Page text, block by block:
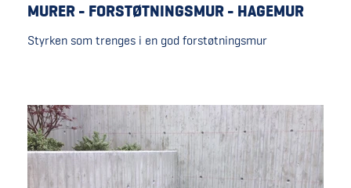
MURER - FORSTØTNINGSMUR - HAGEMUR
Styrken som trenges i en god forstøtningsmur